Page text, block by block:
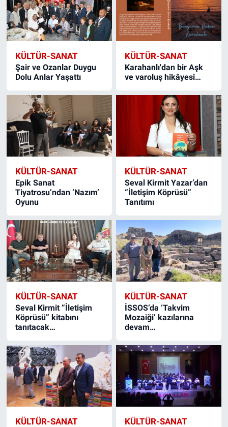
KÜLTÜR-SANAT
Şair ve Ozanlar Duygu
Dolu Anlar Yaşattı
KÜLTÜR-SANAT
Karahanlı'dan bir Aşk
ve varoluş hikâyesi…
KÜLTÜR-SANAT
Epik Sanat
Tiyatrosu’ndan ‘Nazım’
Oyunu
KÜLTÜR-SANAT
Seval Kirmit Yazar’dan
“İletişim Köprüsü”
Tanıtımı
KÜLTÜR-SANAT
Seval Kirmit “İletişim
Köprüsü” kitabını
tanıtacak…
KÜLTÜR-SANAT
İSSOS’da ‘Takvim
Mozaiği’ kazılarına
devam…
KÜLTÜR-SANAT KÜLTÜR-SANAT